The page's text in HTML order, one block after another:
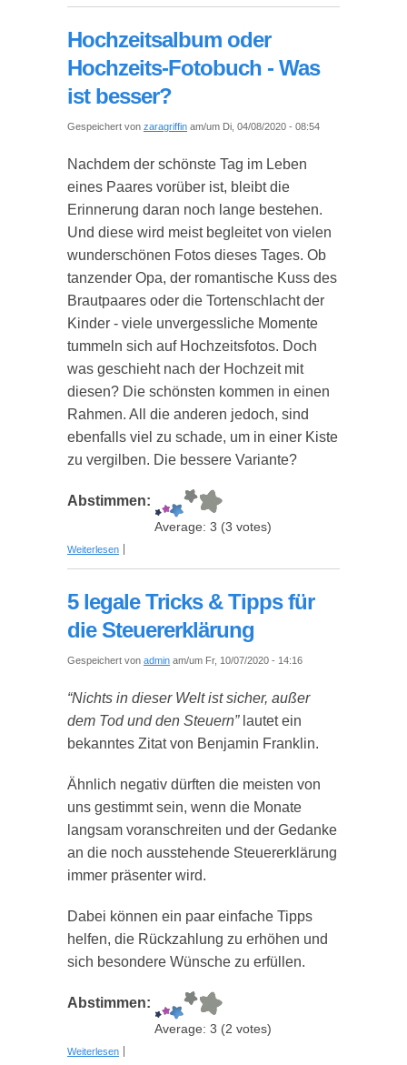
Hochzeitsalbum oder
Hochzeits-Fotobuch - Was
ist besser?
Gespeichert von zaragriffin am/um Di, 04/08/2020 - 08:54
Nachdem der schönste Tag im Leben
eines Paares vorüber ist, bleibt die
Erinnerung daran noch lange bestehen.
Und diese wird meist begleitet von vielen
wunderschönen Fotos dieses Tages. Ob
tanzender Opa, der romantische Kuss des
Brautpaares oder die Tortenschlacht der
Kinder - viele unvergessliche Momente
tummeln sich auf Hochzeitsfotos. Doch
was geschieht nach der Hochzeit mit
diesen? Die schönsten kommen in einen
Rahmen. All die anderen jedoch, sind
ebenfalls viel zu schade, um in einer Kiste
zu vergilben. Die bessere Variante?
Abstimmen:
Average: 3 (3 votes)
Weiterlesen über Hochzeitsalbum oder Hochzeits-Fotobuch -
5 legale Tricks & Tipps für
die Steuererklärung
Gespeichert von admin am/um Fr, 10/07/2020 - 14:16
“Nichts in dieser Welt ist sicher, außer
dem Tod und den Steuern”lautet ein
bekanntes Zitat von Benjamin Franklin.
Ähnlich negativ dürften die meisten von
uns gestimmt sein, wenn die Monate
langsam voranschreiten und der Gedanke
an die noch ausstehende Steuererklärung
immer präsenter wird.
Dabei können ein paar einfache Tipps
helfen, die Rückzahlung zu erhöhen und
sich besondere Wünsche zu erfüllen.
Abstimmen:
Average: 3 (2 votes)
Weiterlesen über 5 legale Tricks & Tipps für die